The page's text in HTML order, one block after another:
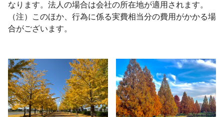
なります。法人の場合は会社の所在地が適用されます。
（注）このほか、行為に係る実費相当分の費用がかかる場
合がございます。